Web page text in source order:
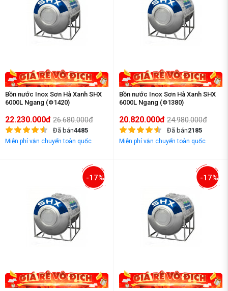
Bồn nước Inox Sơn Hà Xanh SHX
6000L Ngang (Φ1420)
22.230.000đ 26.680.000đ
Đã bán4485
Miễn phí vận chuyển toàn quốc
Bồn nước Inox Sơn Hà Xanh SHX
6000L Ngang (Φ1380)
20.820.000đ 24.980.000đ
Đã bán2185
Miễn phí vận chuyển toàn quốc
-17% -17%